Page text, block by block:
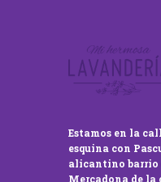
Estamos en la
esquina con
alicantino barrio
Mercadona de la